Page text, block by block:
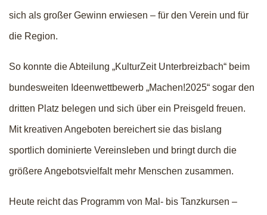
sich als großer Gewinn erwiesen – für den Verein und für
die Region.
So konnte die Abteilung „KulturZeit Unterbreizbach“ beim
bundesweiten Ideenwettbewerb „Machen!2025“ sogar den
dritten Platz belegen und sich über ein Preisgeld freuen.
Mit kreativen Angeboten bereichert sie das bislang
sportlich dominierte Vereinsleben und bringt durch die
größere Angebotsvielfalt mehr Menschen zusammen.
Heute reicht das Programm von Mal- bis Tanzkursen –